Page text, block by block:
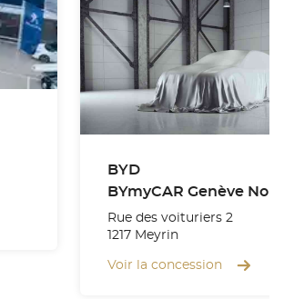
BYD
BYmyCAR Genève Nord
Rue des voituriers 2
1217 Meyrin
Voir la concession